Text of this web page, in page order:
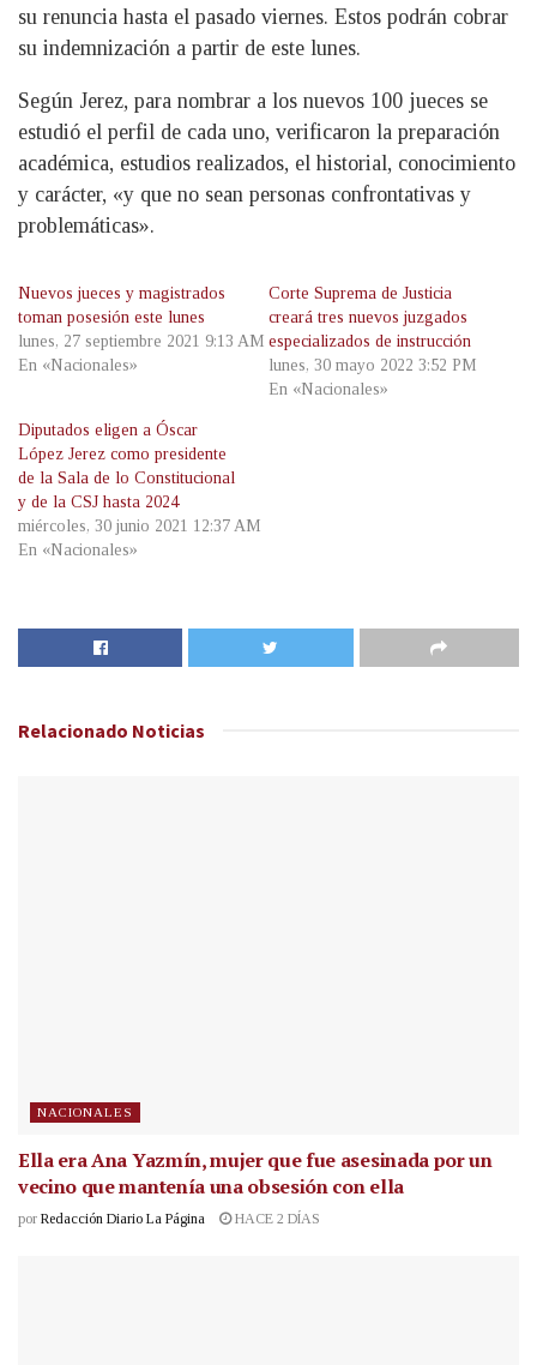
su renuncia hasta el pasado viernes. Estos podrán cobrar
su indemnización a partir de este lunes.
Según Jerez, para nombrar a los nuevos 100 jueces se
estudió el perfil de cada uno, verificaron la preparación
académica, estudios realizados, el historial, conocimiento
y carácter, «y que no sean personas confrontativas y
problemáticas».
Nuevos jueces y magistrados
toman posesión este lunes
lunes, 27 septiembre 2021 9:13 AM
En «Nacionales»
Corte Suprema de Justicia
creará tres nuevos juzgados
especializados de instrucción
lunes, 30 mayo 2022 3:52 PM
En «Nacionales»
Diputados eligen a Óscar
López Jerez como presidente
de la Sala de lo Constitucional
y de la CSJ hasta 2024
miércoles, 30 junio 2021 12:37 AM
En «Nacionales»
Relacionado Noticias
NACIONALES
Ella era Ana Yazmín, mujer que fue asesinada por un
vecino que mantenía una obsesión con ella
por Redacción Diario La Página HACE 2 DÍAS